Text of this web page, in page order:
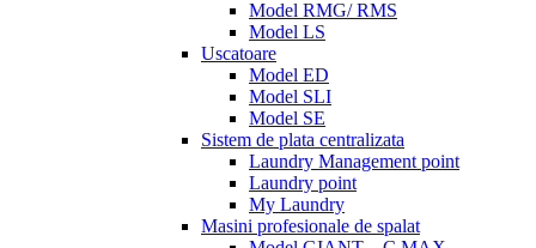
Model RMG/ RMS
Model LS
Uscatoare
Model ED
Model SLI
Model SE
Sistem de plata centralizata
Laundry Management point
Laundry point
My Laundry
Masini profesionale de spalat